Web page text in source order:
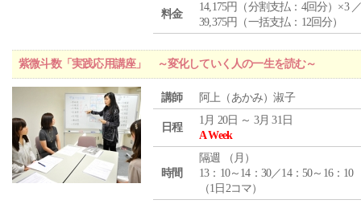
料金
14,175円（分割支払：4回分）×3
39,375円（一括支払：12回分）
紫微斗数「実践応用講座」 ～変化していく人の一生を読む～
講師 阿上（あかみ）淑子
日程
1月 20日 ～ 3月 31日
A Week
時間
隔週 （ 月 ）
13：10～14：30／14：50～16：10
（1日2コマ）